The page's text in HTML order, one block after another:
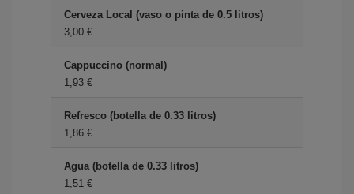
Cerveza Local (vaso o pinta de 0.5 litros)
3,00 €
Cappuccino (normal)
1,93 €
Refresco (botella de 0.33 litros)
1,86 €
Agua (botella de 0.33 litros)
1,51 €